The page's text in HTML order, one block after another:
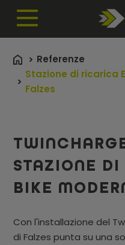
Referenze
Stazione di ricarica
Falzes
STAZIONE
BIKE
Con l'installazione del
di Falzes punta su una